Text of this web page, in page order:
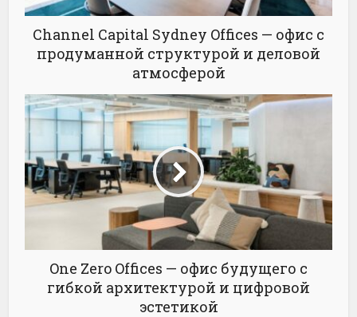
Channel Capital Sydney Offices — офис с
продуманной структурой и деловой
атмосферой
One Zero Offices — офис будущего с
гибкой архитектурой и цифровой
эстетикой